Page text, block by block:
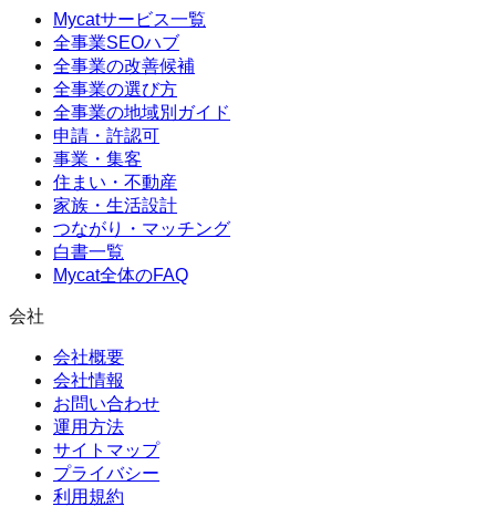
Mycatサービス一覧
全事業SEOハブ
全事業の改善候補
全事業の選び方
全事業の地域別ガイド
申請・許認可
事業・集客
住まい・不動産
家族・生活設計
つながり・マッチング
白書一覧
Mycat全体のFAQ
会社
会社概要
会社情報
お問い合わせ
運用方法
サイトマップ
プライバシー
利用規約